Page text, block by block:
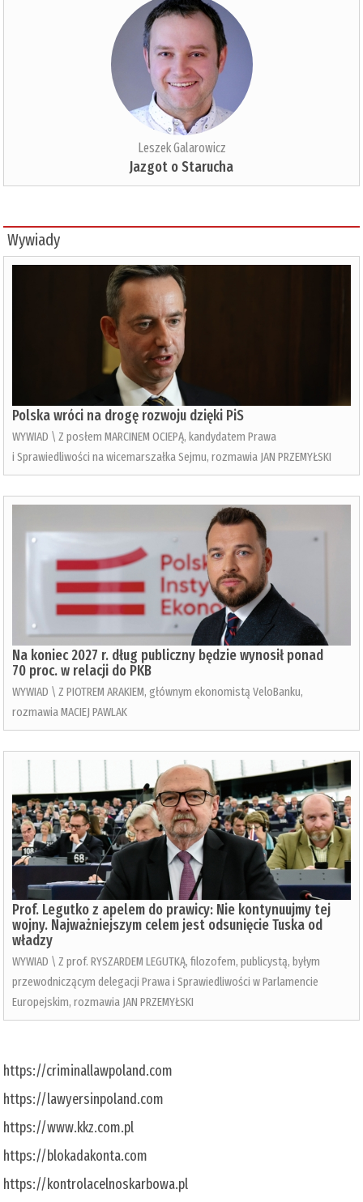
Leszek Galarowicz
Jazgot o Starucha
Wywiady
Polska wróci na drogę rozwoju dzięki PiS
WYWIAD \ Z posłem MARCINEM OCIEPĄ, kandydatem Prawa
i Sprawiedliwości na wicemarszałka Sejmu, rozmawia JAN PRZEMYŁSKI
Na koniec 2027 r. dług publiczny będzie wynosił ponad
70 proc. w relacji do PKB
WYWIAD \ Z PIOTREM ARAKIEM, głównym ekonomistą VeloBanku,
rozmawia MACIEJ PAWLAK
Prof. Legutko z apelem do prawicy: Nie kontynuujmy tej
wojny. Najważniejszym celem jest odsunięcie Tuska od
władzy
WYWIAD \ Z prof. RYSZARDEM LEGUTKĄ, filozofem, publicystą, byłym
przewodniczącym delegacji Prawa i Sprawiedliwości w Parlamencie
Europejskim, rozmawia JAN PRZEMYŁSKI
https://criminallawpoland.com
https://lawyersinpoland.com
https://www.kkz.com.pl
https://blokadakonta.com
https://kontrolacelnoskarbowa.pl